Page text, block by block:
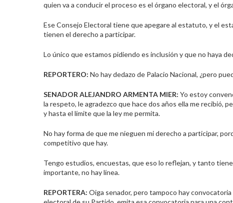
quien va a conducir el proceso es el órgano electoral, y el
Ese Consejo Electoral tiene que apegare al estatuto, y el
tienen el derecho a participar.
Lo único que estamos pidiendo es inclusión y que no haya
REPORTERO: No hay dedazo de Palacio Nacional, ¿pero
SENADOR ALEJANDRO ARMENTA MIER: Yo estoy
la respeto, le agradezco que hace dos años ella me recibió,
y hasta el límite que la ley me permita.
No hay forma de que me nieguen mi derecho a participar,
competitivo que hay.
Tengo estudios, encuestas, que eso lo reflejan, y tanto
importante, no hay línea.
REPORTERA: Oiga senador, pero tampoco hay